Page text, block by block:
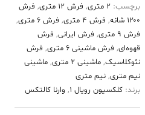
طرح
طراوت
قهوه‌ای
عدد
برچسب: 2 متری , فرش 12 متری , فرش
۱۲۰۰ شانه
, فرش 4 متری , فرش 6 متری
,
فرش 9 متری
, فرش ایرانی, فرش
قهوه‌ای, فرش ماشینی 6 متری , فرش
نئوکلاسیک, ماشینی 2 متری , ماشینی
نیم متری, نیم متری
برند: کلکسیون رویال 1 , وارنا کالتکس